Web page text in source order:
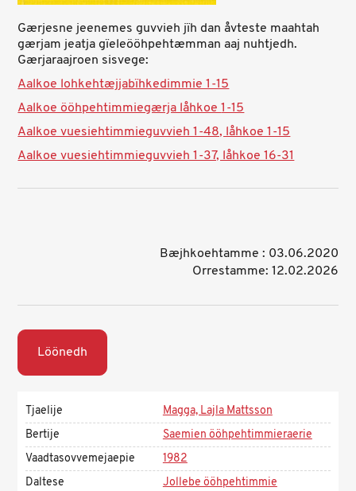
Gærjesne jeenemes guvvieh jïh dan åvteste maahtah
gærjam jeatja gïeleööhpehtæmman aaj nuhtjedh.
Gærjaraajroen sisvege:
Aalkoe lohkehtæjjabïhkedimmie 1-15
Aalkoe ööhpehtimmiegærja låhkoe1-15
Aalkoe vuesiehtimmieguvvieh 1-48, låhkoe 1-15
Aalkoe vuesiehtimmieguvvieh 1-37, låhkoe 16-31
Bæjhkoehtamme : 03.06.2020
Orrestamme: 12.02.2026
Löönedh
Tjaelije
Magga, Lajla Mattsson
Bertije
Saemien ööhpehtimmieraerie
Vaadtasovvemejaepie
1982
Daltese
Jollebe ööhpehtimmie